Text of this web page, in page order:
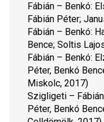
Fábián – Benkó:
Fábián Péter;
Fábián – Benkó:
Bence; Soltis
Fábián – Benkó:
Péter, Benkó
Miskolc, 2017)
Szigligeti –
Péter, Benkó